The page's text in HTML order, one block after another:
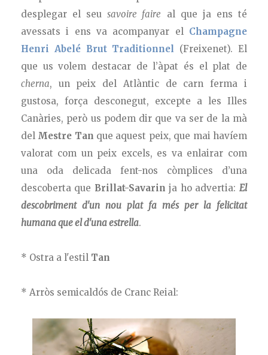
desplegar el seusavoire faire al que ja ens té
avessats i ens va acompanyar el Champagne
Henri Abelé Brut Traditionnel (Freixenet). El
que us volem destacar de l’àpat és el plat de
cherna, un peix del Atlàntic de carn ferma i
gustosa, força desconegut, excepte a les Illes
Canàries, però us podem dir que va ser de la mà
del Mestre Tan que aquest peix, que mai havíem
valorat com un peix excels, es va enlairar com
una oda delicada fent-nos còmplices d’una
descoberta que Brillat-Savarin ja ho advertia: El
descobriment d'un nou plat fa més per la felicitat
humana que el d'una estrella.
* Ostra a l'estil Tan
* Arròs semicaldós de Cranc Reial: